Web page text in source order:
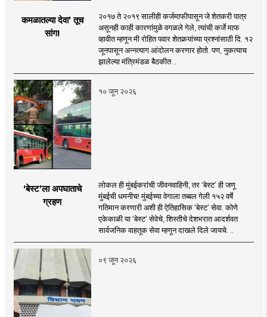
कमळातल्या देवा’ तूच
सांग!
२०१७ ते २०१९ सालीही कर्जमाफीपासून जे शेतकरी पात्र
असूनही काही कारणांमुळे वगळले गेले, त्यांची कर्जे माफ
व्हावीत म्हणून मी रोहित पवार शेतकर्‍यांच्या प्रश्नांसाठी दि. १२
जूनपासून अन्नत्याग आंदोलन करणार होतो. पण, नुकत्याच
झालेल्या मंत्रिमंडळ बैठकीत ..
१० जून २०२६
‘बेस्ट’ला अपघाताचे
ग्रहण
लोकल ही मुंबईकरांची जीवनवाहिनी, तर ‘बेस्ट’ ही जणू
मुंबईची धमनीच! मुंबईच्या वेगाला तब्बल गेली १५२ वर्षे
गतिमान करणारी अशी ही ऐतिहासिक ‘बेस्ट’ सेवा. कोणे
एकेकाळी या ‘बेस्ट’ सेवेचे, शिस्तीचे देशभरात आदर्शवत
सार्वजनिक वाहतूक सेवा म्हणून दाखले दिले जायचे. ..
०९ जून २०२६